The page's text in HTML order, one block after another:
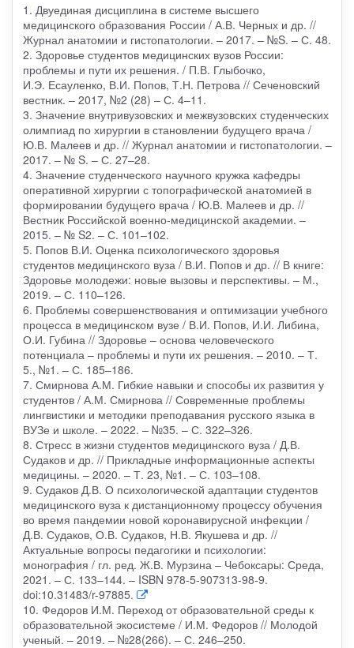
1. Двуединая дисциплина в системе высшего
медицинского образования России / А.В. Черных и др. //
Журнал анатомии и гистопатологии. – 2017. – №S. – С. 48.
2. Здоровье студентов медицинских вузов России:
проблемы и пути их решения. / П.В. Глыбочко,
И.Э. Есауленко, В.И. Попов, Т.Н. Петрова // Сеченовский
вестник. – 2017, №2 (28) – С. 4–11.
3. Значение внутривузовских и межвузовских студенческих
олимпиад по хирургии в становлении будущего врача /
Ю.В. Малеев и др. // Журнал анатомии и гистопатологии. –
2017. – № S. – С. 27–28.
4. Значение студенческого научного кружка кафедры
оперативной хирургии с топографической анатомией в
формировании будущего врача / Ю.В. Малеев и др. //
Вестник Российской военно-медицинской академии. –
2015. – № S2. – С. 101–102.
5. Попов В.И. Оценка психологического здоровья
студентов медицинского вуза / В.И. Попов и др. // В книге:
Здоровье молодежи: новые вызовы и перспективы. – М.,
2019. – С. 110–126.
6. Проблемы совершенствования и оптимизации учебного
процесса в медицинском вузе / В.И. Попов, И.И. Либина,
О.И. Губина // Здоровье – основа человеческого
потенциала – проблемы и пути их решения. – 2010. – Т.
5., №1. – С. 185–186.
7. Смирнова А.М. Гибкие навыки и способы их развития у
студентов / А.М. Смирнова // Современные проблемы
лингвистики и методики преподавания русского языка в
ВУЗе и школе. – 2022. – №35. – С. 322–326.
8. Стресс в жизни студентов медицинского вуза / Д.В.
Судаков и др. // Прикладные информационные аспекты
медицины. – 2020. – Т. 23, №1. – С. 103–108.
9. Судаков Д.В. О психологической адаптации студентов
медицинского вуза к дистанционному процессу обучения
во время пандемии новой коронавирусной инфекции /
Д.В. Судаков, О.В. Судаков, Н.В. Якушева и др. //
Актуальные вопросы педагогики и психологии:
монография / гл. ред. Ж.В. Мурзина – Чебоксары: Среда,
2021. – С. 133–144. – ISBN 978-5-907313-98-9.
doi:10.31483/r-97885.
10. Федоров И.М. Переход от образовательной среды к
образовательной экосистеме / И.М. Федоров // Молодой
ученый. – 2019. – №28(266). – С. 246–250.